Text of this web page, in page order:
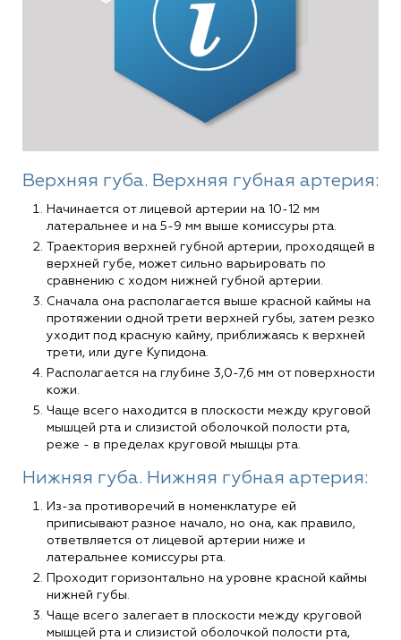
Верхняя губа. Верхняя губная артерия:
Начинается от лицевой артерии на 10-12 мм
латеральнее и на 5-9 мм выше комиссуры рта.
Траектория верхней губной артерии, проходящей в
верхней губе, может сильно варьировать по
сравнению с ходом нижней губной артерии.
Сначала она располагается выше красной каймы на
протяжении одной трети верхней губы, затем резко
уходит под красную кайму, приближаясь к верхней
трети, или дуге Купидона.
Располагается на глубине 3,0-7,6 мм от поверхности
кожи.
Чаще всего находится в плоскости между круговой
мышцей рта и слизистой оболочкой полости рта,
реже - в пределах круговой мышцы рта.
Нижняя губа. Нижняя губная артерия:
Из-за противоречий в номенклатуре ей
приписывают разное начало, но она, как правило,
ответвляется от лицевой артерии ниже и
латеральнее комиссуры рта.
Проходит горизонтально на уровне красной каймы
нижней губы.
Чаще всего залегает в плоскости между круговой
мышцей рта и слизистой оболочкой полости рта,